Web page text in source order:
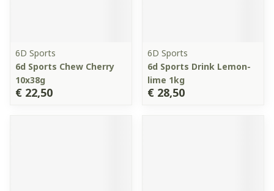
6D Sports
6d Sports Chew Cherry
10x38g
€ 22,50
6D Sports
6d Sports Drink Lemon-
lime 1kg
€ 28,50